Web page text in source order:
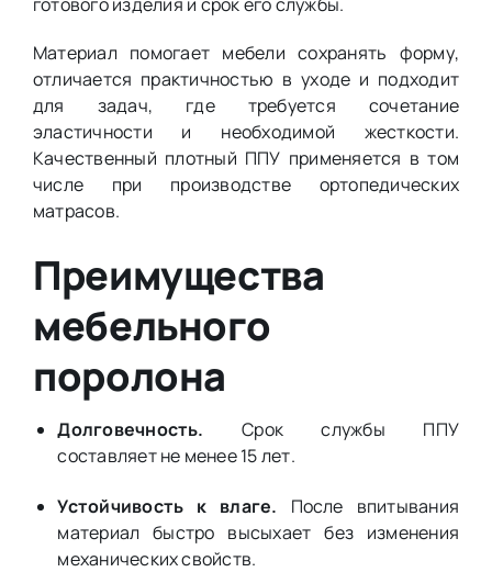
Материал помогает мебели сохранять форму,
отличается практичностью в уходе и подходит
для задач, где требуется сочетание
эластичности и необходимой жесткости.
Качественный плотный ППУ применяется в том
числе при производстве ортопедических
матрасов.
Преимущества
мебельного
поролона
Долговечность. Срок службы ППУ
составляет не менее 15 лет.
Устойчивость к влаге. После впитывания
материал быстро высыхает без изменения
механических свойств.